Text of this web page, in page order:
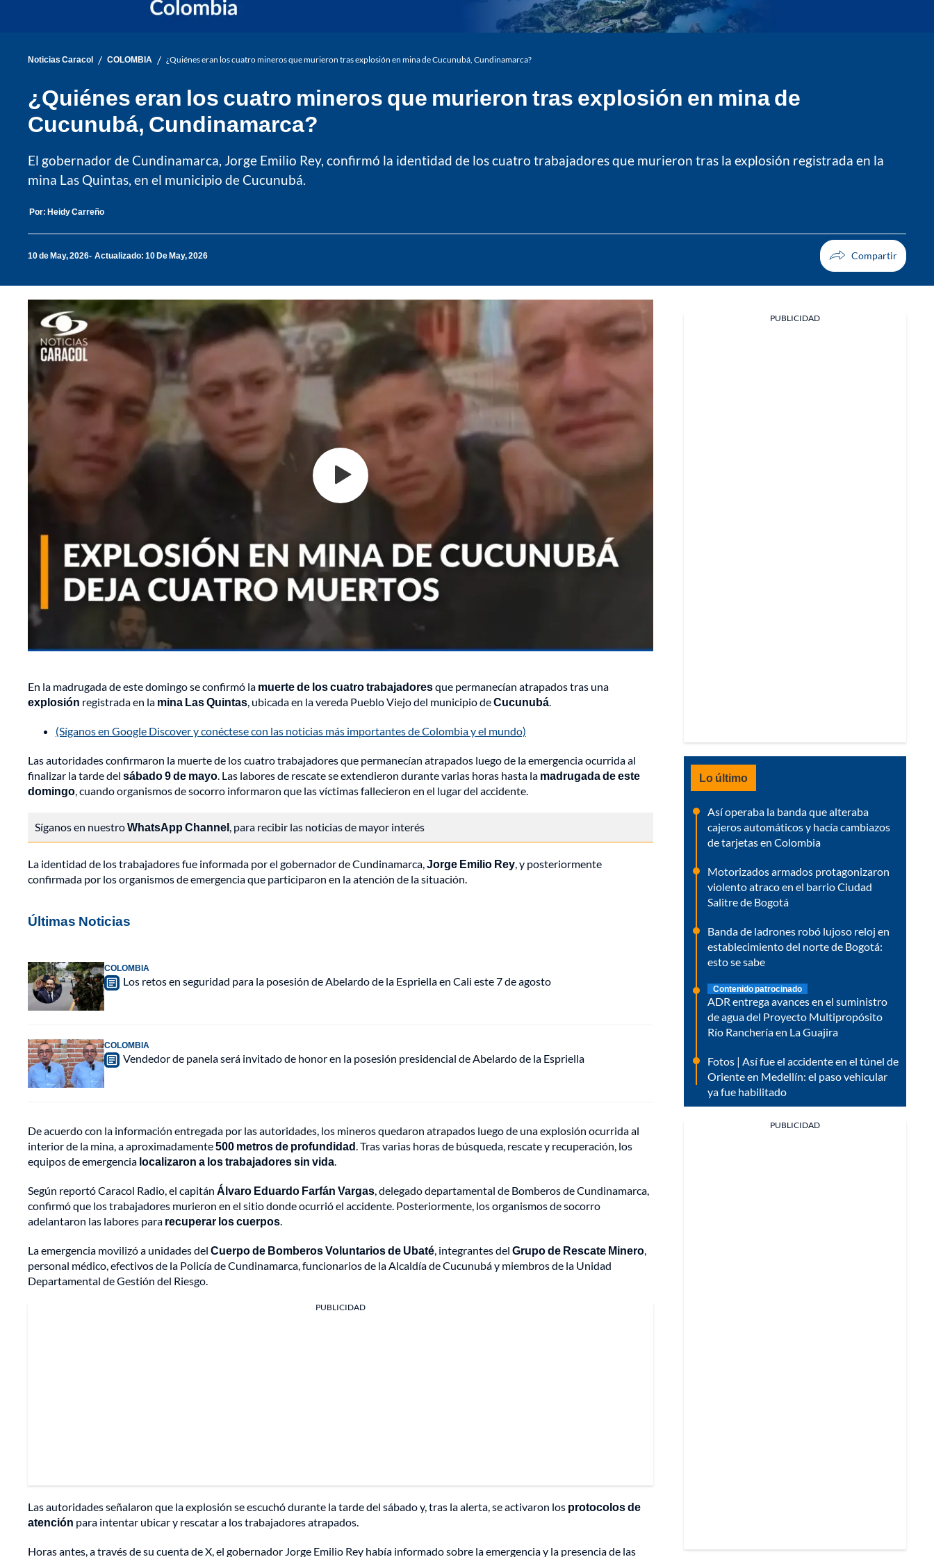
Noticias Caracol / COLOMBIA / ¿Quiénes eran los cuatro mineros que murieron tras explosión en mina de Cucunubá, Cundinamarca?
¿Quiénes eran los cuatro mineros que murieron tras explosión en mina de
Cucunubá, Cundinamarca?
El gobernador de Cundinamarca, Jorge Emilio Rey, confirmó la identidad de los cuatro trabajadores que murieron tras la explosión registrada en la
mina Las Quintas, en el municipio de Cucunubá.
Por: Heidy Carreño
10 de May, 2026 Actualizado: 10 De May, 2026
En la madrugada de este domingo se confirmó la muerte de los cuatro trabajadoresque permanecían atrapados tras una
explosión registrada en la mina Las Quintas, ubicada en la vereda Pueblo Viejo del municipio deCucunubá.
(Síganos en Google Discover y conéctese con las noticias más importantes de Colombia y el mundo)
Las autoridades confirmaron la muerte de los cuatro trabajadores que permanecían atrapados luego de la emergencia ocurrida al
finalizar la tarde del sábado 9 de mayo. Las labores de rescate se extendieron durante varias horas hasta la madrugada de este
domingo, cuando organismos de socorro informaron que las víctimas fallecieron en el lugar del accidente.
Síganos en nuestroWhatsApp Channel, para recibir las noticias de mayor interés
La identidad de los trabajadores fue informada por el gobernador de Cundinamarca,Jorge Emilio Rey, y posteriormente
confirmada por los organismos de emergencia que participaron en la atención de la situación.
Últimas Noticias
COLOMBIA
Los retos en seguridad para la posesión de Abelardo de la Espriella en Cali este 7 de agosto
COLOMBIA
Vendedor de panela será invitado de honor en la posesión presidencial de Abelardo de la Espriella
De acuerdo con la información entregada por las autoridades, los mineros quedaron atrapados luego de una explosión ocurrida al
interior de la mina, a aproximadamente500 metros de profundidad. Tras varias horas de búsqueda, rescate y recuperación, los
equipos de emergencia localizaron a los trabajadores sin vida.
Según reportó Caracol Radio, el capitán Álvaro Eduardo Farfán Vargas, delegado departamental de Bomberos de Cundinamarca,
confirmó que los trabajadores murieron en el sitio donde ocurrió el accidente. Posteriormente, los organismos de socorro
adelantaron las labores para recuperar los cuerpos.
La emergencia movilizó a unidades del Cuerpo de Bomberos Voluntarios de Ubaté, integrantes del Grupo de Rescate Minero,
personal médico, efectivos de la Policía de Cundinamarca, funcionarios de la Alcaldía de Cucunubá y miembros de la Unidad
Departamental de Gestión del Riesgo.
PUBLICIDAD
Las autoridades señalaron que la explosión se escuchó durante la tarde del sábado y, tras la alerta, se activaron los protocolos de
atención para intentar ubicar y rescatar a los trabajadores atrapados.
Horas antes, a través de su cuenta de X, el gobernador Jorge Emilio Rey había informado sobre la emergencia y la presencia de las
PUBLICIDAD
Lo último
Así operaba la banda que alteraba
cajeros automáticos y hacía cambiazos
de tarjetas en Colombia
Motorizados armados protagonizaron
violento atraco en el barrio Ciudad
Salitre de Bogotá
Banda de ladrones robó lujoso reloj en
establecimiento del norte de Bogotá:
esto se sabe
Contenido patrocinado
ADR entrega avances en el suministro
de agua del Proyecto Multipropósito
Río Ranchería en La Guajira
Fotos | Así fue el accidente en el túnel de
Oriente en Medellín: el paso vehicular
ya fue habilitado
PUBLICIDAD